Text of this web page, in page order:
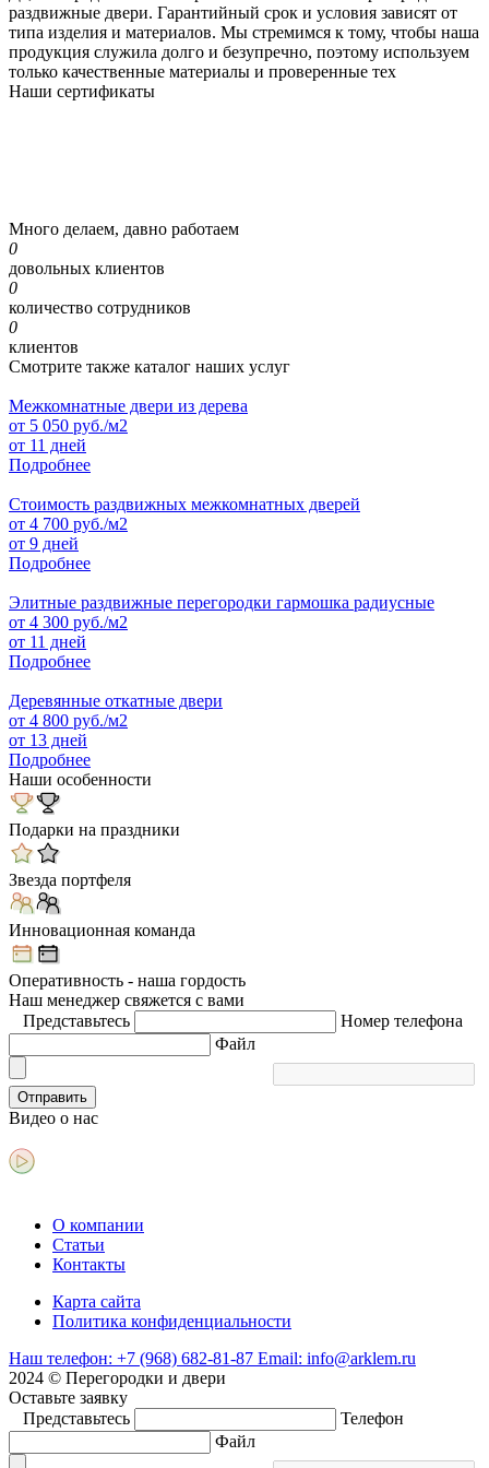
раздвижные двери. Гарантийный срок и условия зависят от
типа изделия и материалов. Мы стремимся к тому, чтобы наша
продукция служила долго и безупречно, поэтому используем
только качественные материалы и проверенные тех
Наши сертификаты
Много делаем, давно работаем
0
довольных клиентов
0
количество сотрудников
0
клиентов
Смотрите также каталог наших услуг
Межкомнатные двери из дерева
от 5 050 руб./м2
от 11 дней
Подробнее
Стоимость раздвижных межкомнатных дверей
от 4 700 руб./м2
от 9 дней
Подробнее
Элитные раздвижные перегородки гармошка радиусные
от 4 300 руб./м2
от 11 дней
Подробнее
Деревянные откатные двери
от 4 800 руб./м2
от 13 дней
Подробнее
Наши особенности
Подарки на праздники
Звезда портфеля
Инновационная команда
Оперативность - наша гордость
Наш менеджер свяжется с вами
Представьтесь
Номер телефона
Файл
Отправить
Видео о нас
О компании
Статьи
Контакты
Карта сайта
Политика конфиденциальности
Наш телефон: +7 (968) 682-81-87 Email: info@arklem.ru
2024 © Перегородки и двери
Оставьте заявку
Представьтесь
Телефон
Файл